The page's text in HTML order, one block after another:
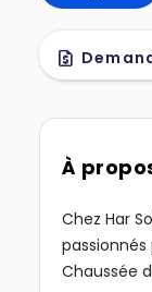
request_quote
À
Chez Har
Chaussée